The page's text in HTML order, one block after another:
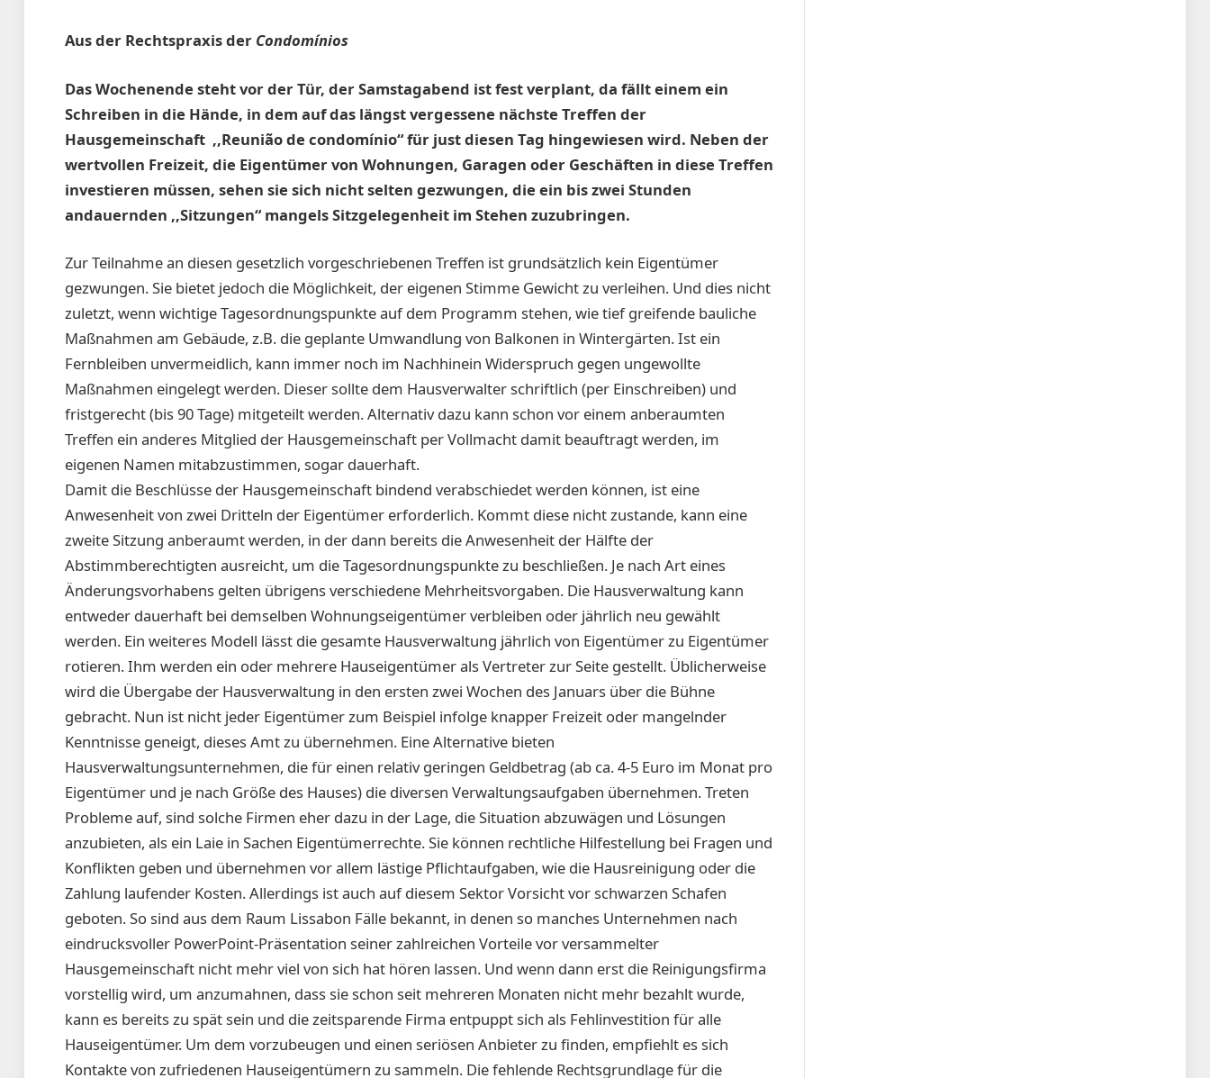
Aus der Rechtspraxis der Condomínios
Das Wochenende steht vor der Tür, der Samstagabend ist fest verplant, da fällt einem ein
Schreiben in die Hände, in dem auf das längst vergessene nächste Treffen der
Hausgemeinschaft ­ ,,Reunião de condomínio“ für just diesen Tag hingewiesen wird. Neben der
wertvollen Freizeit, die Eigentümer von Wohnungen, Garagen oder Geschäften in diese Treffen
investieren müssen, sehen sie sich nicht selten gezwungen, die ein bis zwei Stunden
andauernden ,,Sitzungen“ mangels Sitzgelegenheit im Stehen zuzubringen.
Zur Teilnahme an diesen gesetzlich vorgeschriebenen Treffen ist grundsätzlich kein Eigentümer
gezwungen. Sie bietet jedoch die Möglichkeit, der eigenen Stimme Gewicht zu verleihen. Und dies nicht
zuletzt, wenn wichtige Tagesordnungspunkte auf dem Programm stehen, wie tief greifende bauliche
Maßnahmen am Gebäude, z.B. die geplante Umwandlung von Balkonen in Wintergärten. Ist ein
Fernbleiben unvermeidlich, kann immer noch im Nachhinein Widerspruch gegen ungewollte
Maßnahmen eingelegt werden. Dieser sollte dem Hausverwalter schriftlich (per Einschreiben) und
fristgerecht (bis 90 Tage) mitgeteilt werden. Alternativ dazu kann schon vor einem anberaumten
Treffen ein anderes Mitglied der Hausgemeinschaft per Vollmacht damit beauftragt werden, im
eigenen Namen mitabzustimmen, sogar dauerhaft.
Damit die Beschlüsse der Hausgemeinschaft bindend verabschiedet werden können, ist eine
Anwesenheit von zwei Dritteln der Eigentümer erforderlich. Kommt diese nicht zustande, kann eine
zweite Sitzung anberaumt werden, in der dann bereits die Anwesenheit der Hälfte der
Abstimmberechtigten ausreicht, um die Tagesordnungspunkte zu beschließen. Je nach Art eines
Änderungsvorhabens gelten übrigens verschiedene Mehrheitsvorgaben. Die Hausverwaltung kann
entweder dauerhaft bei demselben Wohnungseigentümer verbleiben oder jährlich neu gewählt
werden. Ein weiteres Modell lässt die gesamte Hausverwaltung jährlich von Eigentümer zu Eigentümer
rotieren. Ihm werden ein oder mehrere Hauseigentümer als Vertreter zur Seite gestellt. Üblicherweise
wird die Übergabe der Hausverwaltung in den ersten zwei Wochen des Januars über die Bühne
gebracht. Nun ist nicht jeder Eigentümer zum Beispiel infolge knapper Freizeit oder mangelnder
Kenntnisse geneigt, dieses Amt zu übernehmen. Eine Alternative bieten
Hausverwaltungsunternehmen, die für einen relativ geringen Geldbetrag (ab ca. 4-5 Euro im Monat pro
Eigentümer und je nach Größe des Hauses) die diversen Verwaltungsaufgaben übernehmen. Treten
Probleme auf, sind solche Firmen eher dazu in der Lage, die Situation abzuwägen und Lösungen
anzubieten, als ein Laie in Sachen Eigentümerrechte. Sie können rechtliche Hilfestellung bei Fragen und
Konflikten geben und übernehmen vor allem lästige Pflichtaufgaben, wie die Hausreinigung oder die
Zahlung laufender Kosten. Allerdings ist auch auf diesem Sektor Vorsicht vor schwarzen Schafen
geboten. So sind aus dem Raum Lissabon Fälle bekannt, in denen so manches Unternehmen nach
eindrucksvoller PowerPoint-Präsentation seiner zahlreichen Vorteile vor versammelter
Hausgemeinschaft nicht mehr viel von sich hat hören lassen. Und wenn dann erst die Reinigungsfirma
vorstellig wird, um anzumahnen, dass sie schon seit mehreren Monaten nicht mehr bezahlt wurde,
kann es bereits zu spät sein und die zeitsparende Firma entpuppt sich als Fehlinvestition für alle
Hauseigentümer. Um dem vorzubeugen und einen seriösen Anbieter zu finden, empfiehlt es sich
Kontakte von zufriedenen Hauseigentümern zu sammeln. Die fehlende Rechtsgrundlage für die